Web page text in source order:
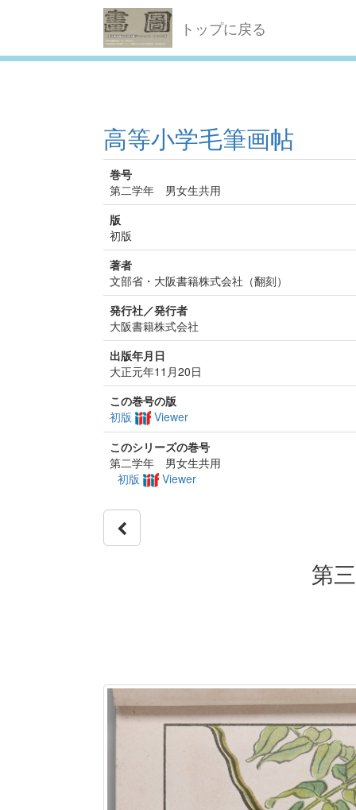
トップに戻る
高等小学毛筆画帖
巻号
第二学年 男女生共用
版
初版
著者
文部省・大阪書籍株式会社（翻刻）
発行社／発行者
大阪書籍株式会社
出版年月日
大正元年11月20日
この巻号の版
初版
Viewer
このシリーズの巻号
第二学年 男女生共用
初版
Viewer
第